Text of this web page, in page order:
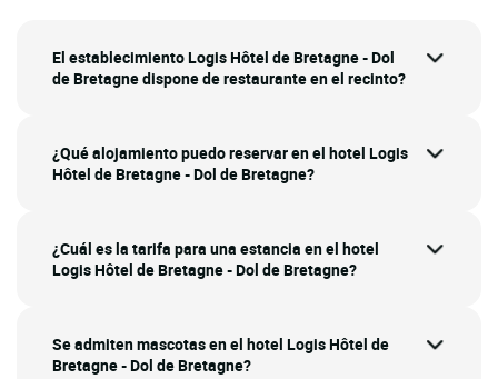
El establecimiento Logis Hôtel de Bretagne - Dol
de Bretagne dispone de restaurante en el recinto?
¿Qué alojamiento puedo reservar en el hotel Logis
Hôtel de Bretagne - Dol de Bretagne?
¿Cuál es la tarifa para una estancia en el hotel
Logis Hôtel de Bretagne - Dol de Bretagne?
Se admiten mascotas en el hotel Logis Hôtel de
Bretagne - Dol de Bretagne?